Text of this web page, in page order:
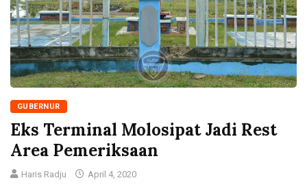
GUBERNUR
Eks Terminal Molosipat Jadi Rest
Area Pemeriksaan
Haris Radju April 4, 2020